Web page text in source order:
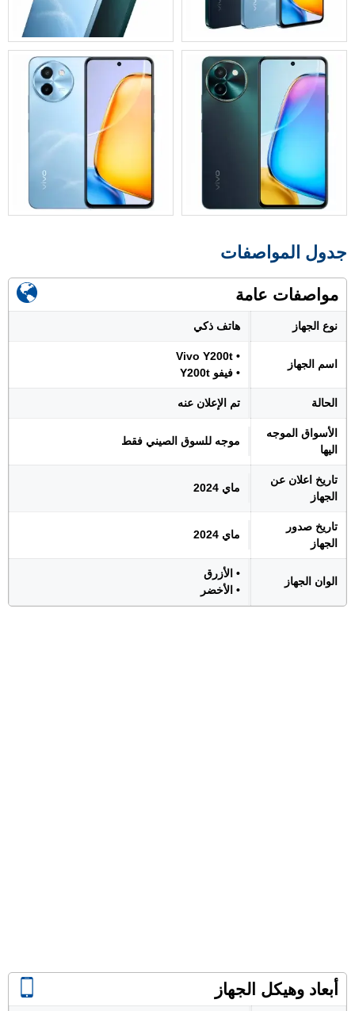
جدول المواصفات
مواصفات عامة
نوع الجهاز هاتف ذكي
اسم الجهاز
• Vivo Y200t
• فيفو Y200t
الحالة تم الإعلان عنه
الأسواق الموجه
اليها
موجه للسوق الصيني فقط
تاريخ اعلان عن
الجهاز
ماي 2024
تاريخ صدور
الجهاز
ماي 2024
الوان الجهاز
• الأزرق
• الأخضر
أبعاد وهيكل الجهاز